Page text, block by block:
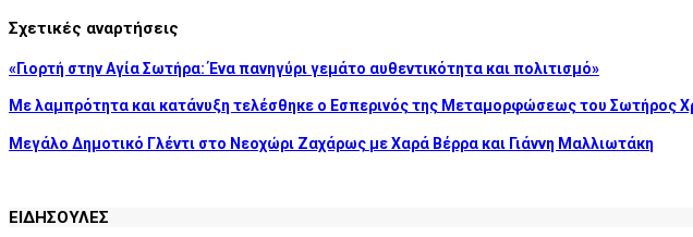
Σχετικές αναρτήσεις
«Γιορτή στην Αγία Σωτήρα: Ένα πανηγύρι γεμάτο αυθεντικότητα και πολιτισμό»
Με λαμπρότητα και κατάνυξη τελέσθηκε ο Εσπερινός της Μεταμορφώσεως του Σωτήρος
Μεγάλο Δημοτικό Γλέντι στο Νεοχώρι Ζαχάρως με Χαρά Βέρρα και Γιάννη Μαλλιωτάκη
ΕΙΔΗΣΟΥΛΕΣ